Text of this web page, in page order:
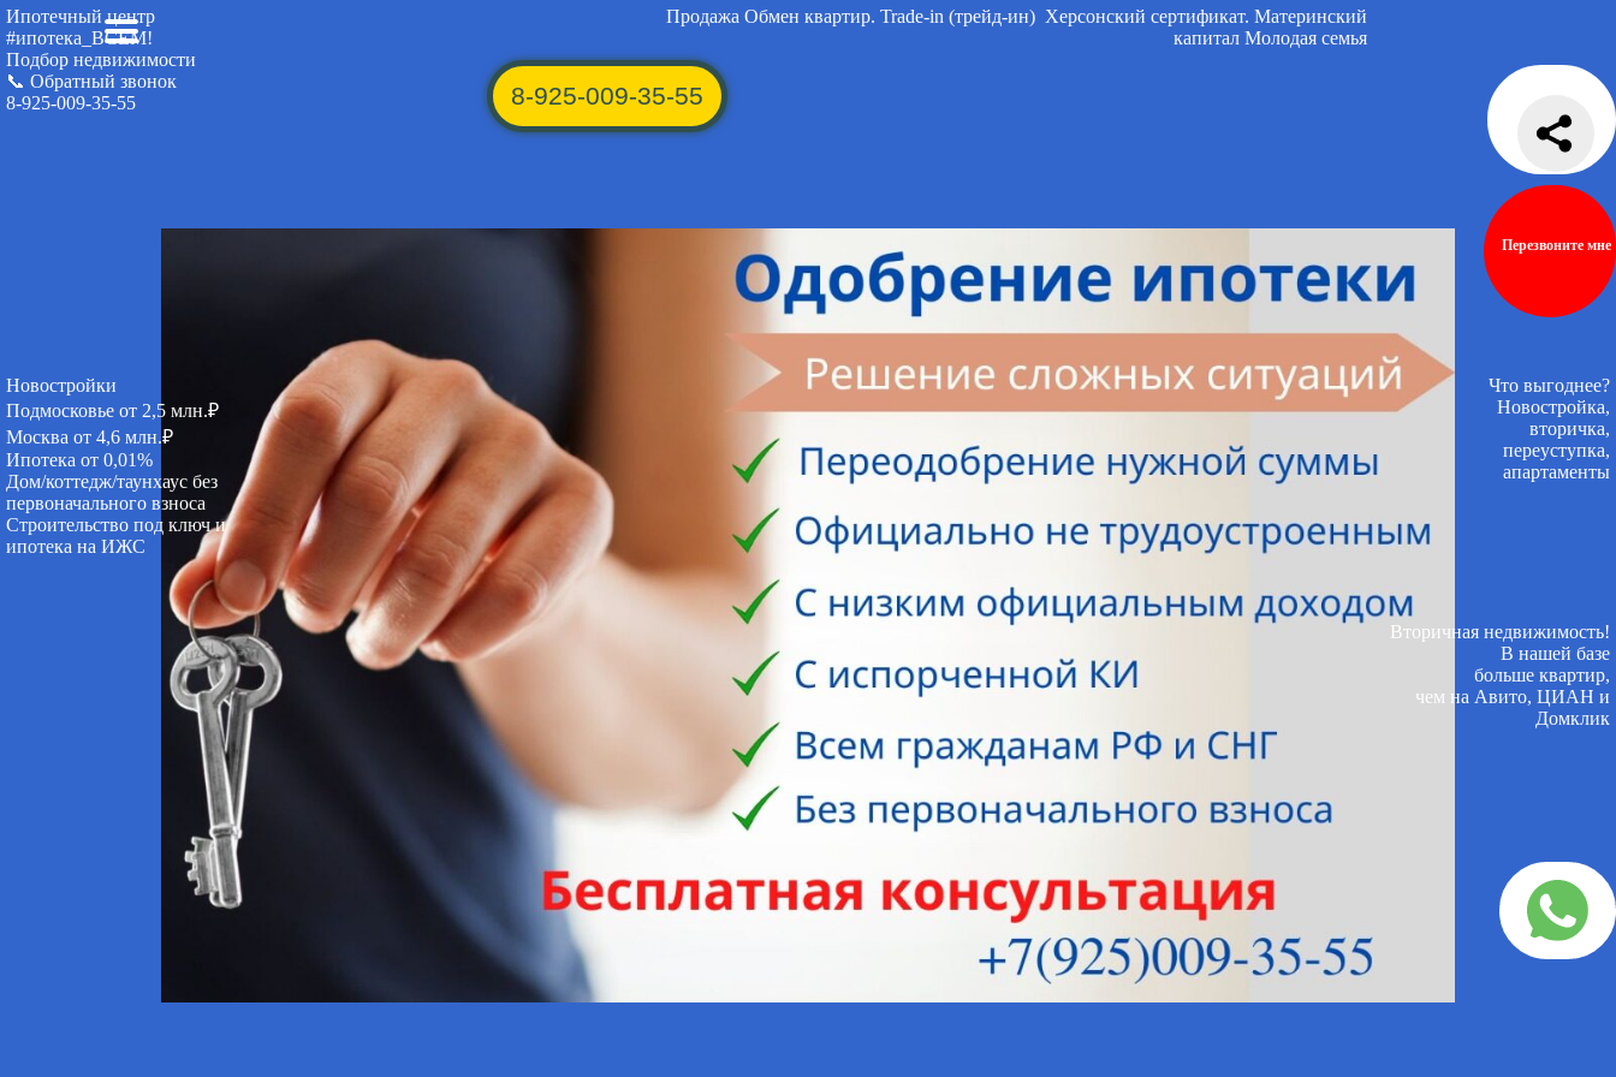
Перезвоните мне
Продажа Обмен квартир. Trade-in (трейд-ин) Херсонский сертификат. Материнский
капитал Молодая семья
Ипотечный центр
#ипотека_ВСЕМ!
Подбор недвижимости
📞 Обратный звонок
8-925-009-35-55
Новостройки
Подмосковье от 2,5 млн.₽
Москва от 4,6 млн.₽
Ипотека от 0,01%
Дом/коттедж/таунхаус без
первоначального взноса
Строительство под ключ и
ипотека на ИЖС
Что выгоднее?
Новостройка,
вторичка,
переуступка,
апартаменты
Вторичная недвижимость!
В нашей базе
больше квартир,
чем на Авито, ЦИАН и
Домклик
8-925-009-35-55